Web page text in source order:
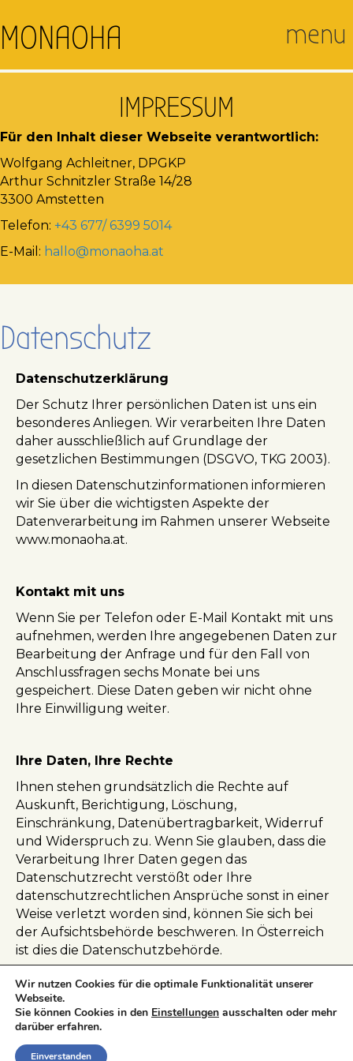
MONAOHA menu
IMPRESSUM
Für den Inhalt dieser Webseite verantwortlich:
Wolfgang Achleitner, DPGKP
Arthur Schnitzler Straße 14/28
3300 Amstetten
Telefon: +43 677/ 6399 5014
E-Mail: hallo@monaoha.at
Datenschutz
Datenschutzerklärung
Der Schutz Ihrer persönlichen Daten ist uns ein
besonderes Anliegen. Wir verarbeiten Ihre Daten
daher ausschließlich auf Grundlage der
gesetzlichen Bestimmungen (DSGVO, TKG 2003).
In diesen Datenschutzinformationen informieren
wir Sie über die wichtigsten Aspekte der
Datenverarbeitung im Rahmen unserer Webseite
www.monaoha.at.
Kontakt mit uns
Wenn Sie per Telefon oder E-Mail Kontakt mit uns
aufnehmen, werden Ihre angegebenen Daten zur
Bearbeitung der Anfrage und für den Fall von
Anschlussfragen sechs Monate bei uns
gespeichert. Diese Daten geben wir nicht ohne
Ihre Einwilligung weiter.
Ihre Daten, Ihre Rechte
Ihnen stehen grundsätzlich die Rechte auf
Auskunft, Berichtigung, Löschung,
Einschränkung, Datenübertragbarkeit, Widerruf
und Widerspruch zu. Wenn Sie glauben, dass die
Verarbeitung Ihrer Daten gegen das
Datenschutzrecht verstößt oder Ihre
datenschutzrechtlichen Ansprüche sonst in einer
Weise verletzt worden sind, können Sie sich bei
der Aufsichtsbehörde beschweren. In Österreich
ist dies die Datenschutzbehörde.
Geschäftsbedingungen
Impressum & Datenschutz
Wir nutzen Cookies für die optimale Funktionalität unserer
Webseite.
Sie können Cookies in den Einstellungen ausschalten oder mehr
darüber erfahren.
Einverstanden